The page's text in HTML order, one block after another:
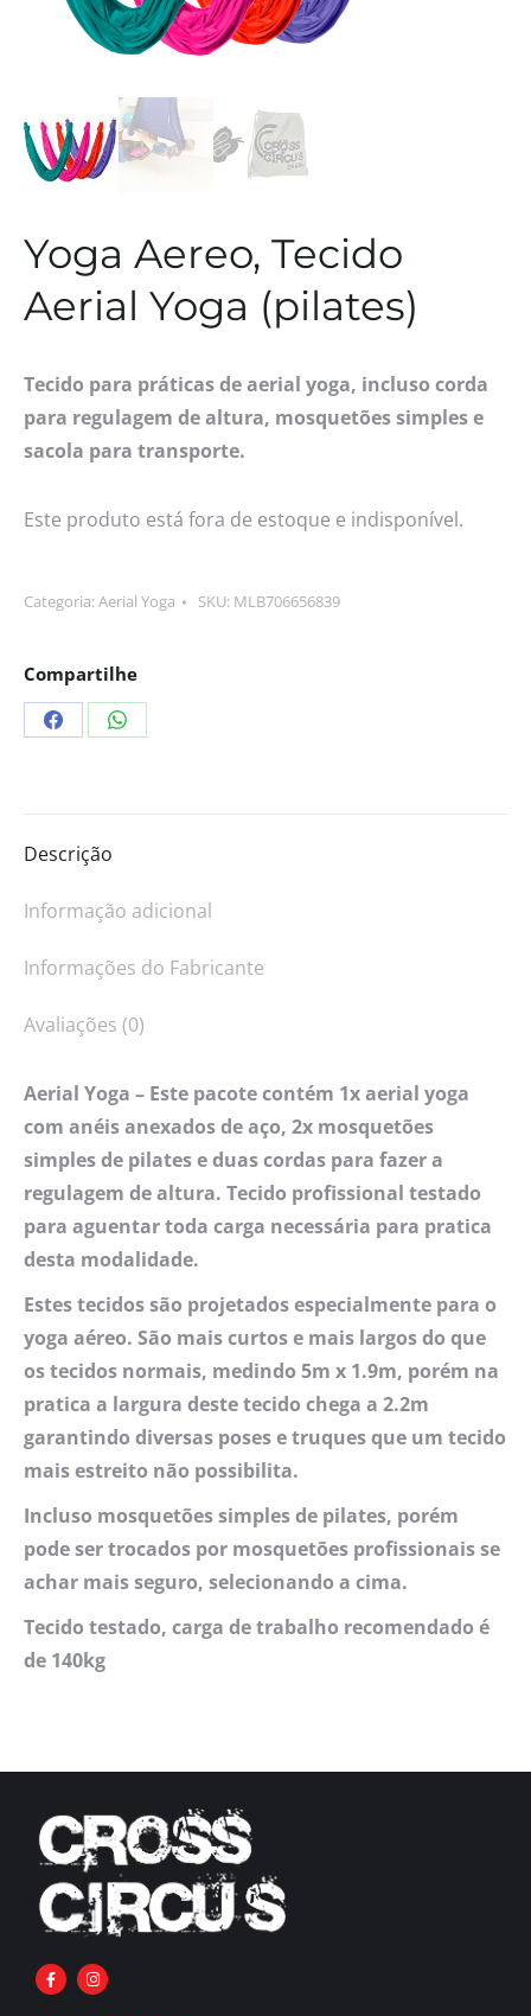
Yoga Aereo, Tecido
Aerial Yoga (pilates)
Tecido para práticas de aerial yoga, incluso corda
para regulagem de altura, mosquetões simples e
sacola para transporte.
Este produto está fora de estoque e indisponível.
Categoria:Aerial Yoga SKU: MLB706656839
Compartilhe
Descrição
Informação adicional
Informações do Fabricante
Avaliações (0)
Aerial Yoga – Este pacote contém 1x aerial yoga
com anéis anexados de aço, 2x mosquetões
simples de pilates e duas cordas para fazer a
regulagem de altura. Tecido profissional testado
para aguentar toda carga necessária para pratica
desta modalidade.
Estes tecidos são projetados especialmente para o
yoga aéreo. São mais curtos e mais largos do que
os tecidos normais, medindo 5m x 1.9m, porém na
pratica a largura deste tecido chega a 2.2m
garantindo diversas poses e truques que um tecido
mais estreito não possibilita.
Incluso mosquetões simples de pilates, porém
pode ser trocados por mosquetões profissionais se
achar mais seguro, selecionando a cima.
Tecido testado, carga de trabalho recomendado é
de 140kg